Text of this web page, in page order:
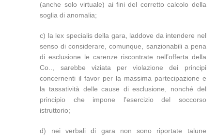
(anche solo virtuale) ai fini del corretto calcolo della
soglia di anomalia;
c) la lex specialis della gara, laddove da intendere nel
senso di considerare, comunque, sanzionabili a pena
di esclusione le carenze riscontrate nell’offerta della
Co.., sarebbe viziata per violazione dei principi
concernenti il favor per la massima partecipazione e
la tassatività delle cause di esclusione, nonché del
principio che impone l’esercizio del soccorso
istruttorio;
d) nei verbali di gara non sono riportate talune